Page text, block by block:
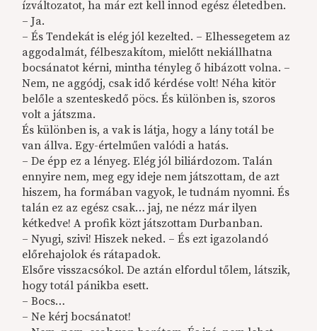
ízváltozatot, ha már ezt kell innod egész életedben.
– Ja.
– És Tendekát is elég jól kezelted. – Elhessegetem az
aggodalmát, félbeszakítom, mielőtt nekiállhatna
bocsánatot kérni, mintha tényleg ő hibázott volna. –
Nem, ne aggódj, csak idő kérdése volt! Néha kitör
belőle a szenteskedő pöcs. És különben is, szoros
volt a játszma.
És különben is, a vak is látja, hogy a lány totál be
van állva. Egy-értelműen valódi a hatás.
– De épp ez a lényeg. Elég jól biliárdozom. Talán
ennyire nem, meg egy ideje nem játszottam, de azt
hiszem, ha formában vagyok, le tudnám nyomni. És
talán ez az egész csak… jaj, ne nézz már ilyen
kétkedve! A profik közt játszottam Durbanban.
– Nyugi, szivi! Hiszek neked. – És ezt igazolandó
előrehajolok és rátapadok.
Elsőre visszacsókol. De aztán elfordul tőlem, látszik,
hogy totál pánikba esett.
– Bocs…
– Ne kérj bocsánatot!